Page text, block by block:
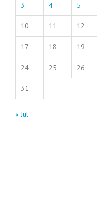
3 4 5
10 11 12
17 18 19
24 25 26
31
« Jul